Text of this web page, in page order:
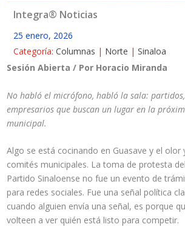
Integra® Noticias
25 enero, 2026
Categoría:Columnas | Norte |Sinaloa
Sesión Abierta / Por Horacio Miranda
No habló el micrófono, habló la sala:
empresarios que buscan un lugar en la
municipal.
Algo se está cocinando en Guasave y el
comités municipales. La toma de protesta
Partido Sinaloense no fue un evento de
para redes sociales. Fue una señal política
cuando alguien envía una señal, es porque
volteen a ver quién está listo para competir.